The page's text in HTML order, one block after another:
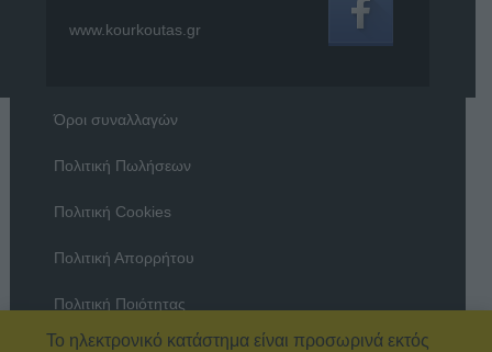
www.kourkoutas.gr
Όροι συναλλαγών
Πολιτική Πωλήσεων
Πολιτική Cookies
Πολιτική Απορρήτου
Πολιτική Ποιότητας
Το ηλεκτρονικό κατάστημα είναι προσωρινά εκτός